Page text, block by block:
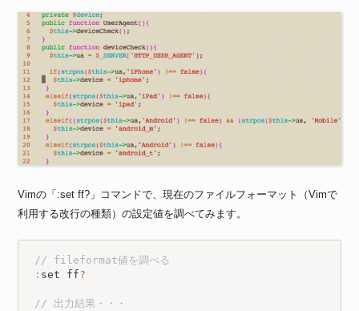
Vimの「:set ff?」コマンドで、現在のファイルフォーマット（Vimで
利用する改行の種類）の設定値を調べてみます。
// fileformat値を調べる
: set ff?
// 出力結果・・・